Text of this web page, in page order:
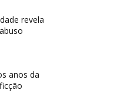
revela
anos da